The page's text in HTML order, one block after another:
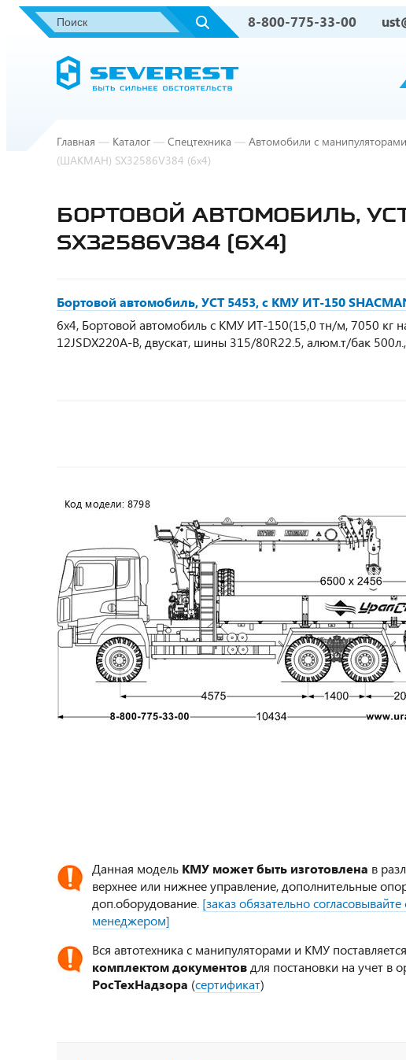
8-800-775-33-00
Главная — Каталог — Спецтехника — Автомобили с
(ШАКМАН) SX32586V384 (6х4)
БОРТОВОЙ АВТОМОБИЛЬ,
SX32586V384 (6Х4)
Бортовой автомобиль, УСТ 5453, с КМУ ИТ-150
6х4, Бортовой автомобиль с КМУ ИТ-150(15,0 тн/м, 7050 кг
12JSDX220A-B, двускат, шины 315/80R22.5, алюм.т/бак
Данная модель КМУ может быть изготовлена в
верхнее или нижнее управление, дополнительные
доп.оборудование. [заказ обязательно
менеджером]
Вся автотехника с манипуляторами и КМУ поставляется
комплектом документов для постановки на учет в
РосТехНадзора (сертификат)